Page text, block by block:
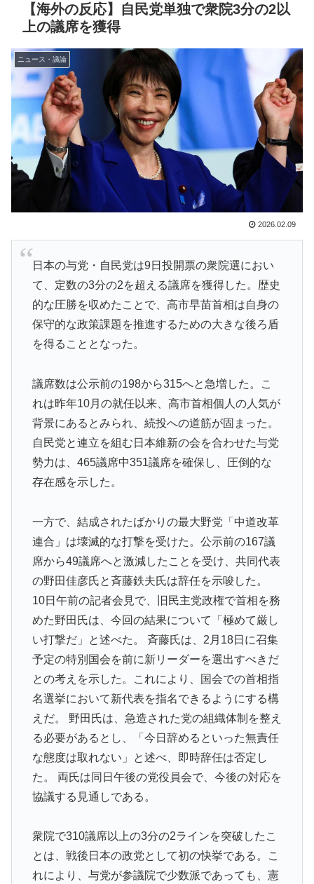
てください！しかもサヨナラエラーです」
▶ 海外「日本がキラキラして見える…」 日本の街頭イン
タビューに登場した女子高生4人組がエモすぎると話題
に
オランダ人「至宝を手にした」佐野航大、オランダ王者
PSVに電撃移籍！口頭合意報道で現地サポ騒然！プレミ
アのファンは落胆【海外の反応】
【海外の反応】なぜイチローはあんなに敬遠四球が多か
ったの？「45歳引退で通算打率.311の突然変異だぞ」
【あんこ】唐突になるんだけど、「魔法少女」ってどう
思う？ 第2話 …まぁた侵略者か
トランプ大統領「日本ほど奇襲を知る国ない、真珠湾の
相＝韓国の反応
【海外の反応】南アのGK、ペナルティエリアを壮大に
勘違いして一発退場「どんな空間認識能力だよｗ」
▶ 【MLB】俺が日本の電車に乗るとドジャースが大型補強
するんだが → 「そのまま電車に乗り続けろ」「日本に
▶ 外国人「ひどい奴なのに視聴者から愛される日本のアニ
メキャラがこちら」（海外の反応）
▶
「原子が同じ場所にいたまま、2つの姿を規則的に行き
来し続ける」時間結晶という物質の状態が実在するらし
い
▶ 韓国人「PSG、日本の鈴木彩艶に約60億円で正式オファ
「レギュラーとして出れるとは思わない...
▶ 3.1節がある月なのに…3月のカレンダーに日本の富士
山・大阪城・桜が描かれ物議＝韓国の反応
▶ 韓国人「本日チームをサヨナラ負けさせたイ・ジョンフ
の守備、ガチでヤバ過ぎる…」→「のび太レベルの守備
ｗｗ」＝韓国の反応
▶ 【MLB】先発投手のパワーランキング → 「セールが山
本由伸より下はないわ」「菅野は1位のミジオロウスキ
ーと同じ勝数なんだよな」
▶ 韓国人「日本人は韓国が大好きなはずなのに、実は東南
アジア人と同列に見ているというのは本当なのです
か？」
▶ AI「物の使い方を真剣に間違えてる人間を生成してみた
ｗｗｗｗ」
▶ 韓国人「何故日本人はアニメを作り続け世界的に成功し
→「条件がそんなに揃っていたなんて‥」
▶
韓国人「本日チームをサヨナラ負けさせたイ・ジョンフ
の守備、ガチでヤバ過ぎる…」→「のび太レベルの守備
【海外の反応】自民党単独で衆院3分の2以
上の議席を獲得
ニュース・議論
2026.02.09
日本の与党・自民党は9日投開票の衆院選におい
て、定数の3分の2を超える議席を獲得した。歴史
的な圧勝を収めたことで、高市早苗首相は自身の
保守的な政策課題を推進するための大きな後ろ盾
を得ることとなった。
議席数は公示前の198から315へと急増した。こ
れは昨年10月の就任以来、高市首相個人の人気が
背景にあるとみられ、続投への道筋が固まった。
自民党と連立を組む日本維新の会を合わせた与党
勢力は、465議席中351議席を確保し、圧倒的な
存在感を示した。
一方で、結成されたばかりの最大野党「中道改革
連合」は壊滅的な打撃を受けた。公示前の167議
席から49議席へと激減したことを受け、共同代表
の野田佳彦氏と斉藤鉄夫氏は辞任を示唆した。
10日午前の記者会見で、旧民主党政権で首相を務
めた野田氏は、今回の結果について「極めて厳し
い打撃だ」と述べた。 斉藤氏は、2月18日に召集
予定の特別国会を前に新リーダーを選出すべきだ
との考えを示した。これにより、国会での首相指
名選挙において新代表を指名できるようにする構
えだ。 野田氏は、急造された党の組織体制を整え
る必要があるとし、「今日辞めるといった無責任
な態度は取れない」と述べ、即時辞任は否定し
た。 両氏は同日午後の党役員会で、今後の対応を
協議する見通しである。
衆院で310議席以上の3分の2ラインを突破したこ
とは、戦後日本の政党として初の快挙である。こ
れにより、与党が参議院で少数派であっても、憲